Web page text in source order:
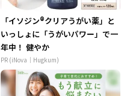
「イソジン®クリアうがい薬」と
いっしょに「うがいパワー」で一
年中！ 健やか
PR (iNova｜Hugkum)